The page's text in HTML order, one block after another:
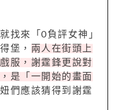
找來「 0負評女神」
堡， 兩人在街頭上
服，謝霆鋒更說對
是「一開始的畫面
們應該猜得到謝霆